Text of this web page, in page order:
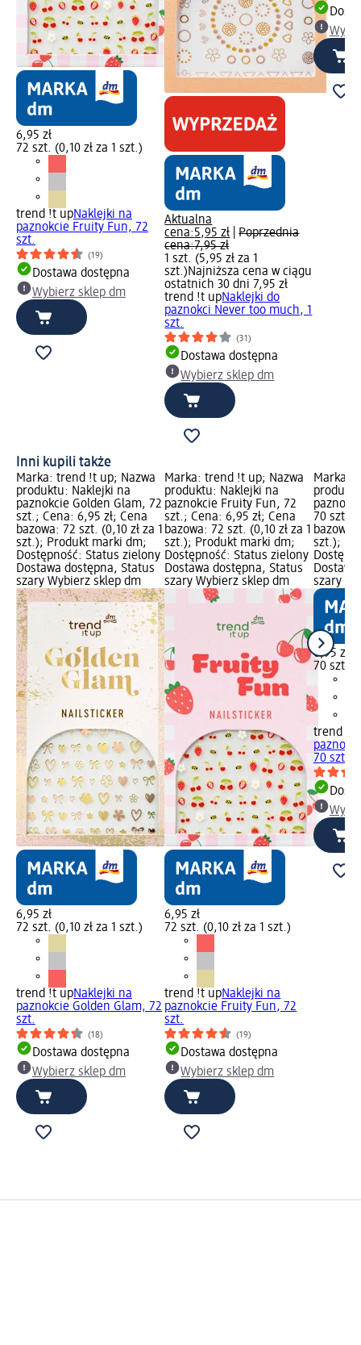
6,95 zł
72 szt. (0,10 zł za 1 szt.)
trend !t upNaklejki na
paznokcie Fruity Fun, 72
szt.
(19)
Dostawa dostępna
Wybierz sklep dm
Aktualna
cena:5,95 zł |Poprzednia
cena:7,95 zł
1 szt. (5,95 zł za 1
szt.)Najniższa cena w ciągu
ostatnich 30 dni 7,95 zł
trend !t upNaklejki do
paznokci Never too much, 1
szt.
(31)
Dostawa dostępna
Wybierz sklep dm
Inni kupili także
Marka: trend !t up; Nazwa
produktu: Naklejki na
paznokcie Golden Glam, 72
szt.; Cena: 6,95 zł; Cena
bazowa: 72 szt. (0,10 zł za 1
szt.); Produkt marki dm;
Dostępność: Status zielony
Dostawa dostępna, Status
szary Wybierz sklep dm
6,95 zł
72 szt. (0,10 zł za 1 szt.)
trend !t upNaklejki na
paznokcie Golden Glam, 72
szt.
(18)
Dostawa dostępna
Wybierz sklep dm
Marka: trend !t up; Nazwa
produktu: Naklejki na
paznokcie Fruity Fun, 72
szt.; Cena: 6,95 zł; Cena
bazowa: 72 szt. (0,10 zł za 1
szt.); Produkt marki dm;
Dostępność: Status zielony
Dostawa dostępna, Status
szary Wybierz sklep dm
6,95 zł
72 szt. (0,10 zł za 1 szt.)
trend !t upNaklejki na
paznokcie Fruity Fun, 72
szt.
(19)
Dostawa dostępna
Wybierz sklep dm
Marka:
70 szt.;
bazowa:
szt.);
szary
6,95 zł
70 szt.
trend !t
70 szt.